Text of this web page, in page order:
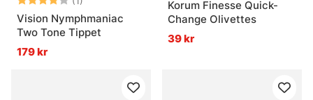
Vision Nymphmaniac
Two Tone Tippet
179 kr
Korum Finesse Quick-
Change Olivettes
39 kr